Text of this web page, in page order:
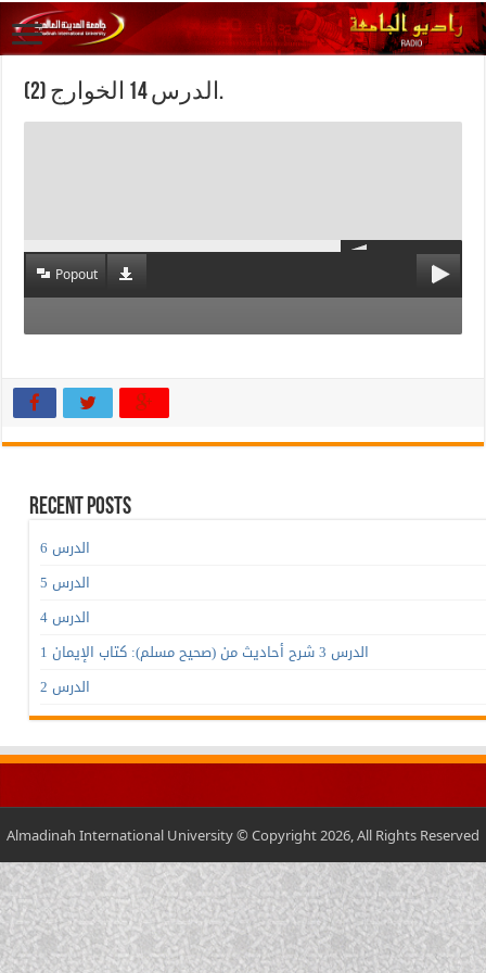
الدرس 14 الخوارج (2).
Popout
Recent Posts
الدرس 6
الدرس 5
الدرس 4
الدرس 3 شرح أحاديث من (صحيح مسلم): كتاب الإيمان 1
الدرس 2
Almadinah International University © Copyright 2026, All Rights Reserved